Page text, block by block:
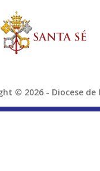
© 2026 - Diocese